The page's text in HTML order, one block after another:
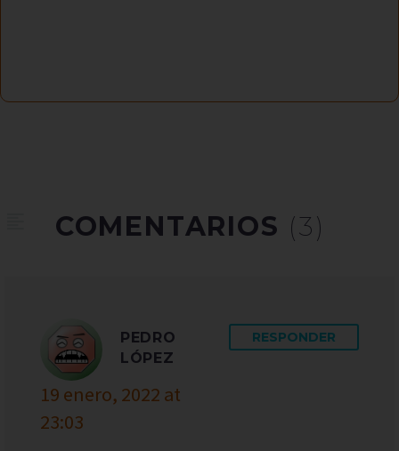
COMENTARIOS (3)
PEDRO
LÓPEZ
19 enero, 2022 at
23:03
RESPONDER